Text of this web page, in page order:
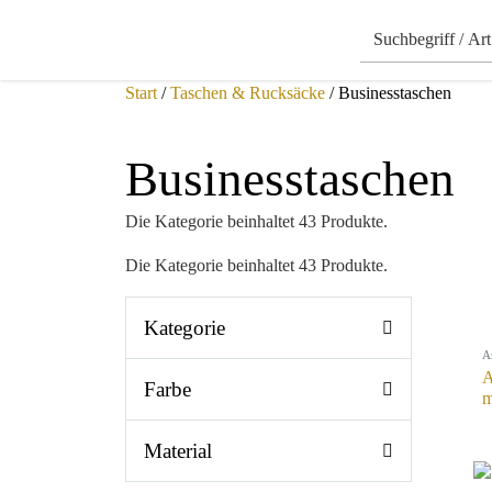
Start /Taschen & Rucksäcke / Businesstaschen
Businesstaschen
Die Kategorie beinhaltet 43 Produkte.
Die Kategorie beinhaltet 43 Produkte.
Kategorie
Farbe
Material